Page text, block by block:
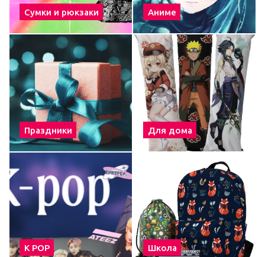
Сумки и рюкзаки Аниме
Праздники Для дома
К POP Школа